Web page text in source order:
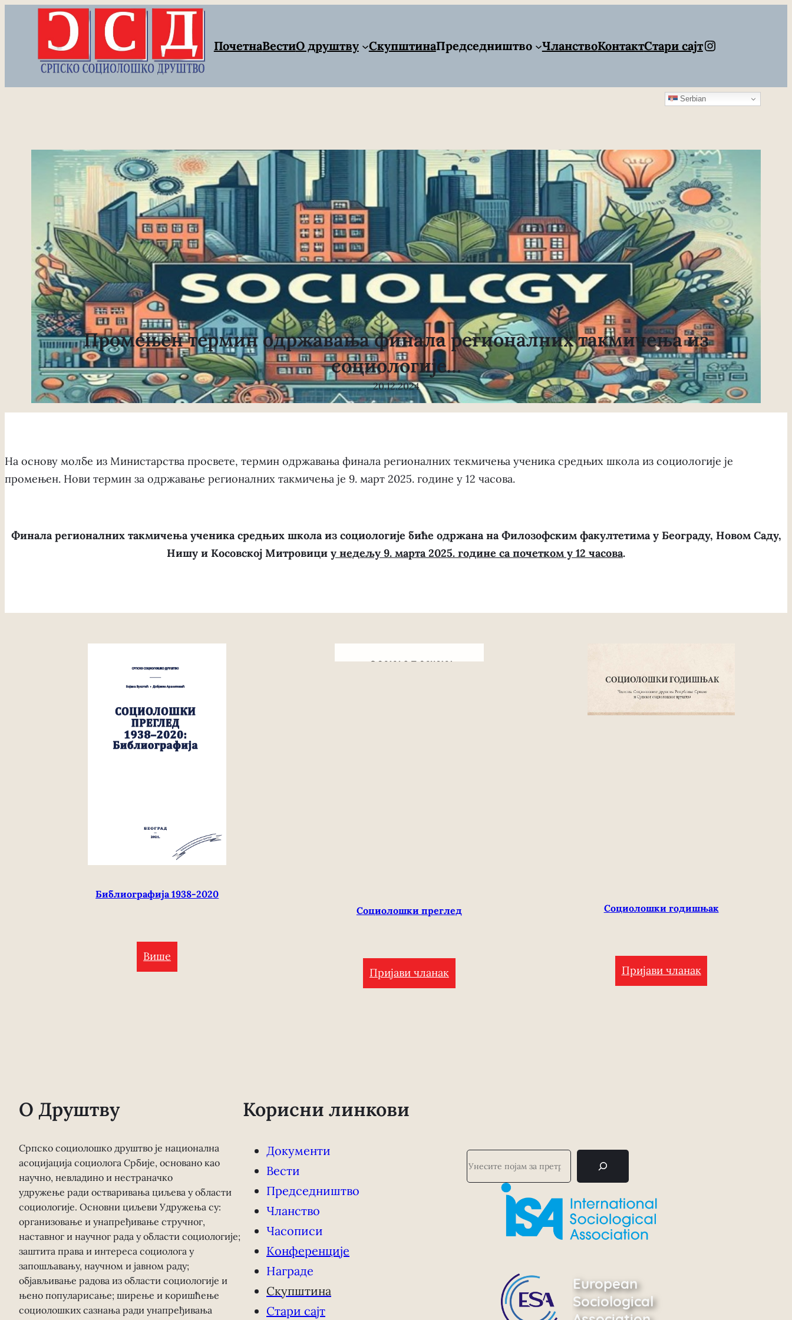
Скочи
садржај
ПочетнаВестиО друштву СкупштинаПредседништво ЧланствоКонтактСтари сајтInstagram
Serbian
Промењен термин одржавања финала регионалних такмичења из
социологије…
20.12.2024
На основу молбе из Министарства просвете, термин одржавања финала регионалних текмичења ученика средњих школа из социологије је
промењен. Нови термин за одржавање регионалних такмичења је 9. март 2025. године у 12 часова.
Финала регионалних такмичења ученика средњих школа из социологије биће одржана на Филозофским факултетима у Београду, Новом Саду,
Нишу и Косовској Митровици у недељу 9. марта 2025. године са почетком у 12 часова.
Библиографија 1938-2020
Више
Социолошки преглед
Пријави чланак
Социолошки годишњак
Пријави чланак
О Друштву
Српско социолошко друштво је национална
асоцијација социолога Србије, основано као
научно, невладино и нестраначко
удружење ради остваривања циљева у области
социологије. Основни циљеви Удружења су:
организовање и унапређивање стручног,
наставног и научног рада у области социологије;
заштита права и интереса социолога у
запошљавању, научном и јавном раду;
објављивање радова из области социологије и
њено популарисање; ширење и коришћење
социолошких сазнања ради унапређивања
Корисни линкови
Документи
Вести
Председништво
Чланство
Часописи
Конференције
Награде
Скупштина
Стари сајт
П
р
е